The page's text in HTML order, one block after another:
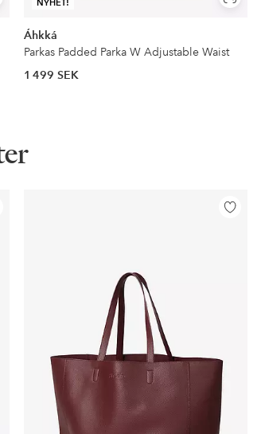
NYHET!
Áhkká
Parkas Padded Parka W Adjustable Waist
1 499 SEK
Lägg